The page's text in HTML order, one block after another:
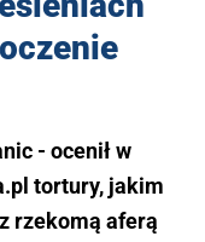
- ocenił w
tortury, jakim
rzekomą aferą